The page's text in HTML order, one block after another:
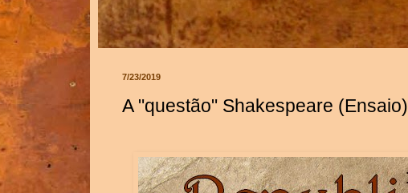
7/23/2019
A "questão" Shakespeare (Ensaio)